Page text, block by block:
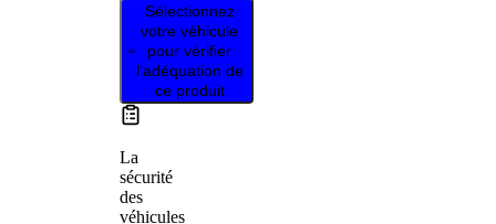
Sélectionnez
votre véhicule
pour vérifier
l’adéquation de
ce produit
La
sécurité
des
véhicules